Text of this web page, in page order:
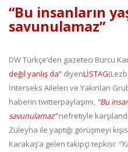
“Bu insanların
savunulamaz”
DW Türkçe’den gazeteci Burcu
değil yanlış da” diyenLİSTAG
İnterseks Aileleri ve Yakınları
haberin twitterpaylaşımı, “Bu
savunulamaz”nefretiyle
Züleyha ile yaptığı görüşmeyi
Karakaş’a gelen takipçi tepkisi: